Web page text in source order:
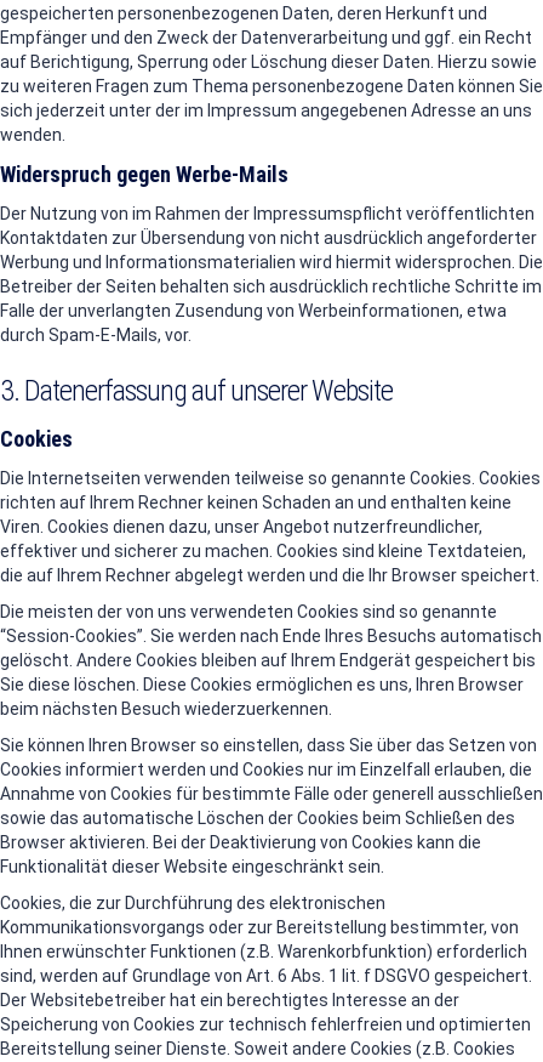
gespeicherten personenbezogenen Daten, deren Herkunft und
Empfänger und den Zweck der Datenverarbeitung und ggf. ein Recht
auf Berichtigung, Sperrung oder Löschung dieser Daten. Hierzu sowie
zu weiteren Fragen zum Thema personenbezogene Daten können Sie
sich jederzeit unter der im Impressum angegebenen Adresse an uns
wenden.
Widerspruch gegen Werbe-Mails
Der Nutzung von im Rahmen der Impressumspflicht veröffentlichten
Kontaktdaten zur Übersendung von nicht ausdrücklich angeforderter
Werbung und Informationsmaterialien wird hiermit widersprochen. Die
Betreiber der Seiten behalten sich ausdrücklich rechtliche Schritte im
Falle der unverlangten Zusendung von Werbeinformationen, etwa
durch Spam-E-Mails, vor.
3. Datenerfassung auf unserer Website
Cookies
Die Internetseiten verwenden teilweise so genannte Cookies. Cookies
richten auf Ihrem Rechner keinen Schaden an und enthalten keine
Viren. Cookies dienen dazu, unser Angebot nutzerfreundlicher,
effektiver und sicherer zu machen. Cookies sind kleine Textdateien,
die auf Ihrem Rechner abgelegt werden und die Ihr Browser speichert.
Die meisten der von uns verwendeten Cookies sind so genannte
“Session-Cookies”. Sie werden nach Ende Ihres Besuchs automatisch
gelöscht. Andere Cookies bleiben auf Ihrem Endgerät gespeichert bis
Sie diese löschen. Diese Cookies ermöglichen es uns, Ihren Browser
beim nächsten Besuch wiederzuerkennen.
Sie können Ihren Browser so einstellen, dass Sie über das Setzen von
Cookies informiert werden und Cookies nur im Einzelfall erlauben, die
Annahme von Cookies für bestimmte Fälle oder generell ausschließen
sowie das automatische Löschen der Cookies beim Schließen des
Browser aktivieren. Bei der Deaktivierung von Cookies kann die
Funktionalität dieser Website eingeschränkt sein.
Cookies, die zur Durchführung des elektronischen
Kommunikationsvorgangs oder zur Bereitstellung bestimmter, von
Ihnen erwünschter Funktionen (z.B. Warenkorbfunktion) erforderlich
sind, werden auf Grundlage von Art. 6 Abs. 1 lit. f DSGVO gespeichert.
Der Websitebetreiber hat ein berechtigtes Interesse an der
Speicherung von Cookies zur technisch fehlerfreien und optimierten
Bereitstellung seiner Dienste. Soweit andere Cookies (z.B. Cookies